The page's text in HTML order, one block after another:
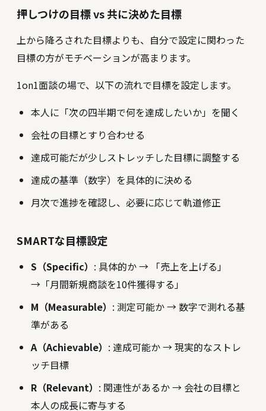
押しつけの目標 vs 共に決めた目標
上から降ろされた目標よりも、自分で設定に関わった
目標の方がモチベーションが高まります。
1on1面談の場で、以下の流れで目標を設定します。
本人に「次の四半期で何を達成したいか」を聞く
会社の目標とすり合わせる
達成可能だが少しストレッチした目標に調整する
達成の基準（数字）を具体的に決める
月次で進捗を確認し、必要に応じて軌道修正
SMARTな目標設定
S（Specific） : 具体的か → 「売上を上げる」
→「月間新規商談を10件獲得する」
M（Measurable） : 測定可能か → 数字で測れる基
準がある
A（Achievable） : 達成可能か → 現実的なストレ
ッチ目標
R（Relevant） : 関連性があるか → 会社の目標と
本人の成長に寄与する